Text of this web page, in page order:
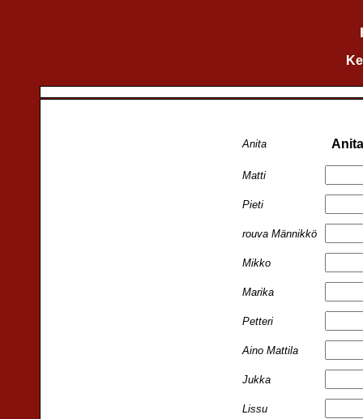
Anita
Matti
Pieti
rouva Männikkö
Mikko
Marika
Petteri
Aino Mattila
Jukka
Lissu